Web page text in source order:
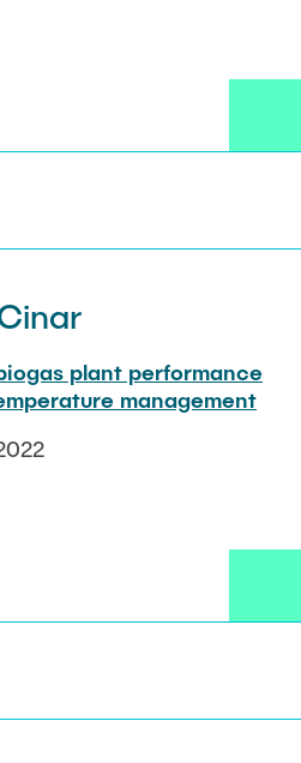
plant performance
management